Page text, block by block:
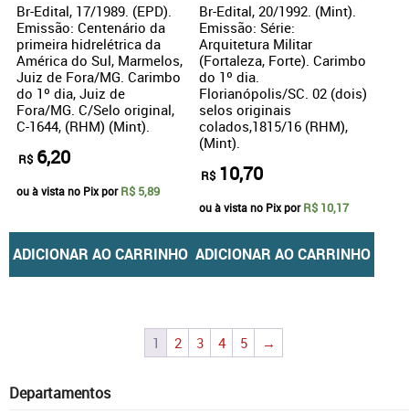
Br-Edital, 17/1989. (EPD).
Emissão: Centenário da
primeira hidrelétrica da
América do Sul, Marmelos,
Juiz de Fora/MG. Carimbo
do 1º dia, Juiz de
Fora/MG. C/Selo original,
C-1644, (RHM) (Mint).
R$ 6,20
ou à vista no Pix porR$ 5,89
ADICIONAR AO CARRINHO
Br-Edital, 20/1992. (Mint).
Emissão: Série:
Arquitetura Militar
(Fortaleza, Forte). Carimbo
do 1º dia.
Florianópolis/SC. 02 (dois)
selos originais
colados,1815/16 (RHM),
(Mint).
R$ 10,70
ou à vista no Pix porR$ 10,17
ADICIONAR AO CARRINHO
1 2 3 4 5 →
Departamentos